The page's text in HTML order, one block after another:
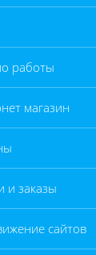
работы
магазин
и заказы
сайтов